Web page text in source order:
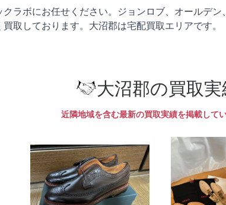
ラボにお任せください。ジョンロブ、オールデ
取しております。大沼郡は宅配買取エリアです。
大沼郡の買取
近隣地域を含む最新の買取実績を掲載して